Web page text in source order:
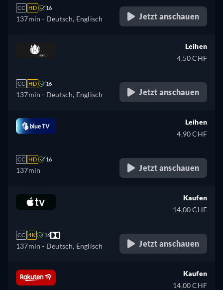
CC HD 16
137min - Deutsch, Englisch Jetzt anschauen
CC HD 16
137min - Deutsch, Englisch
Leihen
4,50 CHF
Jetzt anschauen
CC HD 16
137min
Leihen
4,90 CHF
Jetzt anschauen
CC 4K 16
137min - Deutsch, Englisch
Kaufen
14,00 CHF
Jetzt anschauen
Kaufen
14,00 CHF